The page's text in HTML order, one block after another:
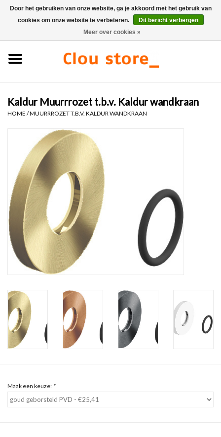
0 Artikelen - €0,00
Fonteinsets
Toiletten
Kranen & afvoeren
Meubels
Spiegels
Badkamer accessoires
reserveonderdelen
Merken
Kaldur Muurrrozet t.b.v. Kaldur wandkraan
HOME /MUURRROZET T.B.V. KALDUR WANDKRAAN
Maak een keuze: *
Door het gebruiken van onze website, ga je akkoord met het gebruik van
cookies om onze website te verbeteren.
Dit bericht verbergen
Meer over cookies »